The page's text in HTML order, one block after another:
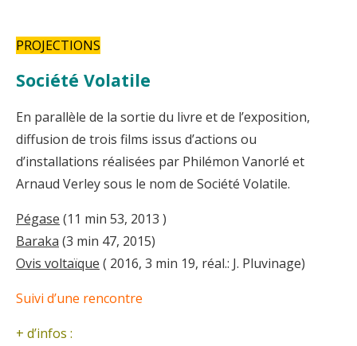
PROJECTIONS
Société Volatile
En parallèle de la sortie du livre et de l’exposition,
diffusion de trois films issus d’actions ou
d’installations réalisées par Philémon Vanorlé et
Arnaud Verley sous le nom de Société Volatile.
Pégase (11 min 53, 2013 )
Baraka (3 min 47, 2015)
Ovis voltaïque ( 2016, 3 min 19, réal.: J. Pluvinage)
Suivi d’une rencontre
+ d’infos :